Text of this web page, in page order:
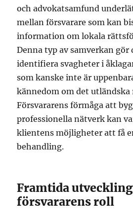
och advokatsamfund
mellan försvarare som kan
information om lokala
Denna typ av samverkan
identifiera svagheter i
som kanske inte är
kännedom om det
Försvararens förmåga att
professionella nätverk kan
klientens möjligheter att få
behandling.
Framtida
försvararens roll